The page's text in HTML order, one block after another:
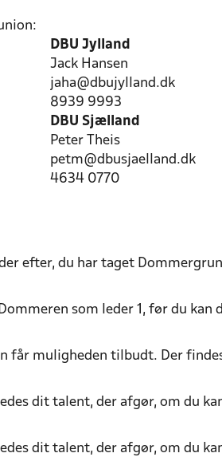
DBU Jylland
Jack Hansen
jaha@dbujylland.dk
8939 9993
DBU Sjælland
Peter Theis
petm@dbusjaelland.dk
4634 0770
efter, du har taget
som leder 1, før du kan
får muligheden tilbudt. Der
dit talent, der afgør, om du
dit talent, der afgør, om du